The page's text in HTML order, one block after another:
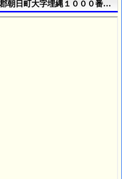
朝日町大字埋縄１０００番地)